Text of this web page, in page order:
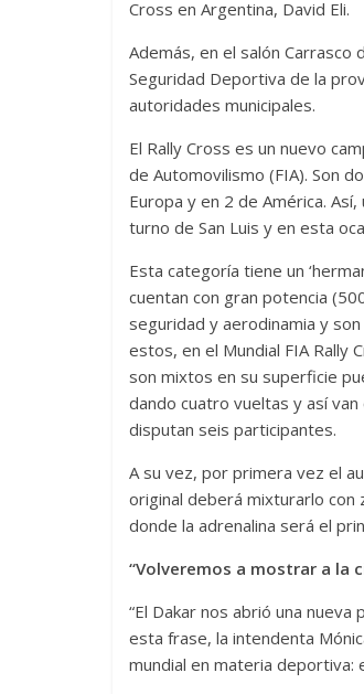
Cross en Argentina, David Eli.
Además, en el salón
Seguridad Deportiva de la
autoridades municipales.
El Rally Cross es un nuevo
de Automovilismo (FIA). Son
Europa y en 2 de América.
turno de San Luis y en esta
Esta categoría tiene un
cuentan con gran potencia
seguridad y aerodinamia y
estos, en el Mundial FIA
son mixtos en su superficie
dando cuatro vueltas y así
disputan seis participantes.
A su vez, por primera vez el
original deberá mixturarlo
donde la adrenalina será el
“Volveremos a mostrar a la
“El Dakar nos abrió una
esta frase, la intendenta
mundial en materia deportiva: